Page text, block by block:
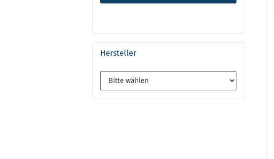
Hersteller